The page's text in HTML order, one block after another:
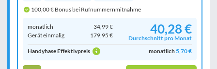
100,00 € Bonus bei Rufnummernmitnahme
monatlich
34,99 €
Gerät einmalig
179,95 € 40,28 €
Durchschnitt pro Monat
Handyhase Effektivpreis
monatlich5,70 €